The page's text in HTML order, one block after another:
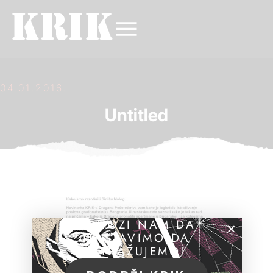
04.01.2016.
Untitled
POMOZI NAM DA
NASTAVIMO DA
ISTRAŽUJEMO!